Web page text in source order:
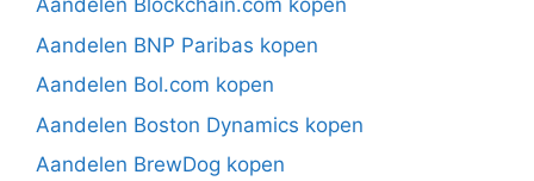
Aandelen Blockchain.com kopen
Aandelen BNP Paribas kopen
Aandelen Bol.com kopen
Aandelen Boston Dynamics kopen
Aandelen BrewDog kopen